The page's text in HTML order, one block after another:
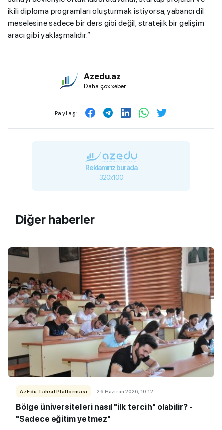
ikili diploma programları oluşturmak istiyorsa, yabancı dil
meselesine sadece bir ders gibi değil, stratejik bir gelişim
aracı gibi yaklaşmalıdır.”
Azedu.az
Daha çox xəbər
Paylaş:
Reklamınız burada
320x100
Diğer haberler
AzEdu Təhsil Platforması 26 Haziran 2026, 10:12
Bölge üniversiteleri nasıl "ilk tercih" olabilir? -
"Sadece eğitim yetmez"